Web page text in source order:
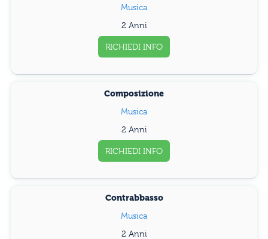
Musica
2 Anni
RICHIEDI INFO
Composizione
Musica
2 Anni
RICHIEDI INFO
Contrabbasso
Musica
2 Anni